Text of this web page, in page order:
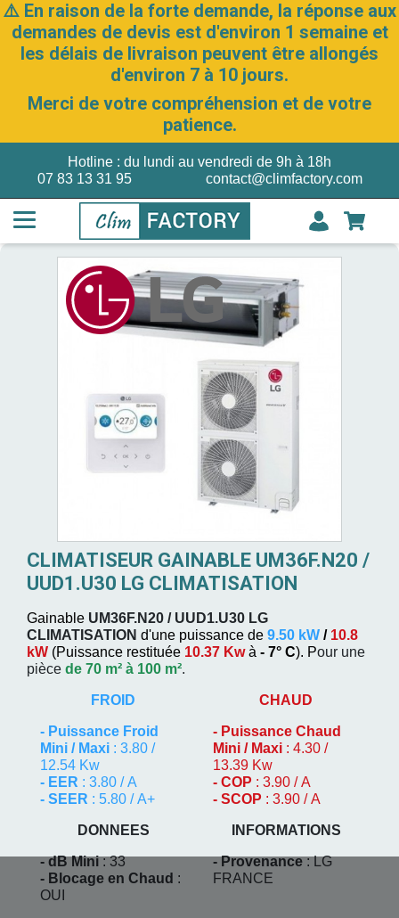
⚠️ En raison de la forte demande, la réponse aux
demandes de devis est d'environ 1 semaine et
les délais de livraison peuvent être allongés
d'environ 7 à 10 jours.
Merci de votre compréhension et de votre
patience.
07 83 13 31 95
Hotline : du lundi au vendredi de 9h à 18h
contact@climfactory.com
CLIMATISEUR GAINABLE UM36F.N20 /
UUD1.U30 LG CLIMATISATION
Gainable UM36F.N20 / UUD1.U30 LG
CLIMATISATION d'une puissance de 9.50 kW / 10.8
kW (Puissance restituée 10.37 Kwà - 7° C). Pour une
pièce de 70 m² à 100 m².
FROID
- Puissance Froid
Mini / Maxi : 3.80 /
12.54 Kw
- EER : 3.80 / A
- SEER : 5.80 / A+
CHAUD
- Puissance Chaud
Mini / Maxi : 4.30 /
13.39 Kw
- COP : 3.90 / A
- SCOP : 3.90 / A
DONNEES
- dB Mini: 33
- Blocage en Chaud :
OUI
INFORMATIONS
- Provenance : LG
FRANCE